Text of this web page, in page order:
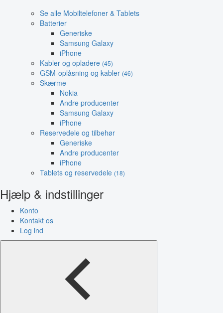
Se alle Mobiltelefoner & Tablets
Batterier
Generiske
Samsung Galaxy
iPhone
Kabler og opladere (45)
GSM-oplåsning og kabler (46)
Skærme
Nokia
Andre producenter
Samsung Galaxy
iPhone
Reservedele og tilbehør
Generiske
Andre producenter
iPhone
Tablets og reservedele (18)
Hjælp & indstillinger
Konto
Kontakt os
Log ind